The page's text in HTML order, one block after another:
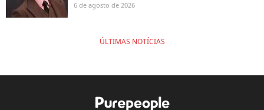
6 de agosto de 2026
ÚLTIMAS NOTÍCIAS